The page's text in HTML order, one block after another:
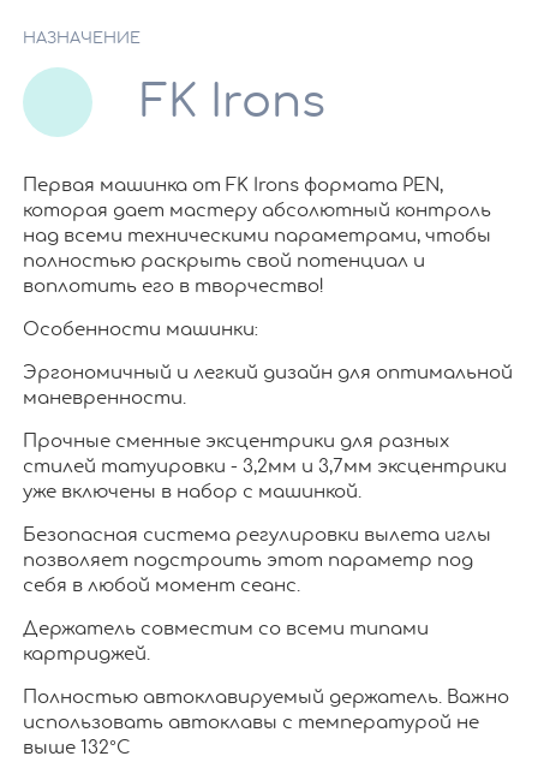
НАЗНАЧЕНИЕ
FK Irons
Первая машинка от FK Irons формата PEN,
которая дает мастеру абсолютный контроль
над всеми техническими параметрами, чтобы
полностью раскрыть свой потенциал и
воплотить его в творчество!
Особенности машинки:
Эргономичный и легкий дизайн для оптимальной
маневренности.
Прочные сменные эксцентрики для разных
стилей татуировки - 3,2мм и 3,7мм эксцентрики
уже включены в набор с машинкой.
Безопасная система регулировки вылета иглы
позволяет подстроить этот параметр под
себя в любой момент сеанс.
Держатель совместим со всеми типами
картриджей.
Полностью автоклавируемый держатель. Важно
использовать автоклавы с температурой не
выше 132°С